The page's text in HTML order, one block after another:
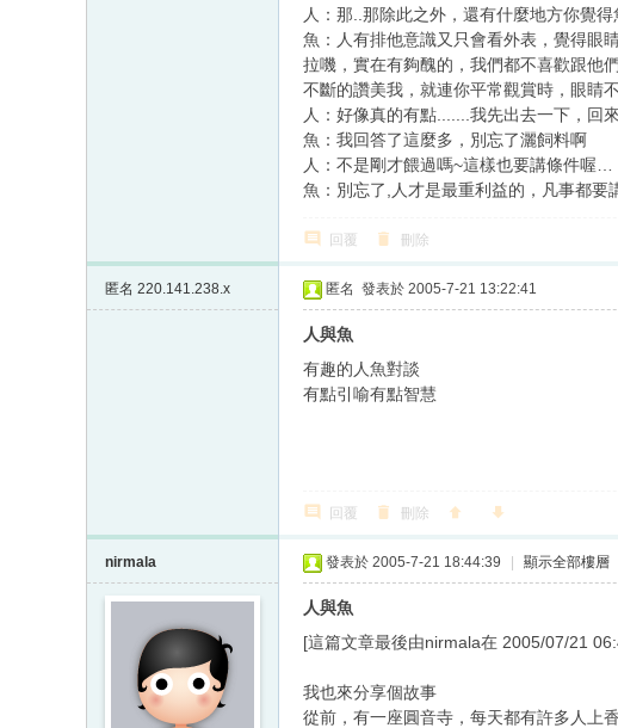
人：那..那除此之外，還有什麼地方你覺
魚：人有排他意識又只會看外表，覺得眼
拉嘰，實在有夠醜的，我們都不喜歡跟他
不斷的讚美我，就連你平常觀賞時，眼睛
人：好像真的有點.......我先出去一下，回
魚：我回答了這麼多，別忘了灑飼料啊
人：不是剛才餵過嗎~這樣也要講條件喔…
魚：別忘了,人才是最重利益的，凡事都要
回覆 刪除
匿名 220.141.238.x 匿名 發表於 2005-7-21 13:22:41
人與魚
有趣的人魚對談
有點引喻有點智慧
回覆 刪除
nirmala 發表於 2005-7-21 18:44:39 顯示全部樓層
人與魚
[這篇文章最後由nirmala在 2005/07/21
我也來分享個故事
從前，有一座圓音寺，每天都有許多人上